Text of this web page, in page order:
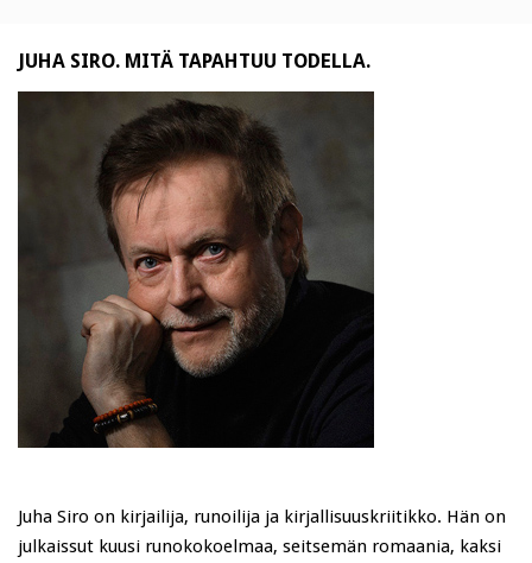
JUHA SIRO. MITÄ TAPAHTUU TODELLA.
Juha Siro on kirjailija, runoilija ja kirjallisuuskriitikko. Hän on
julkaissut kuusi runokokoelmaa, seitsemän romaania, kaksi